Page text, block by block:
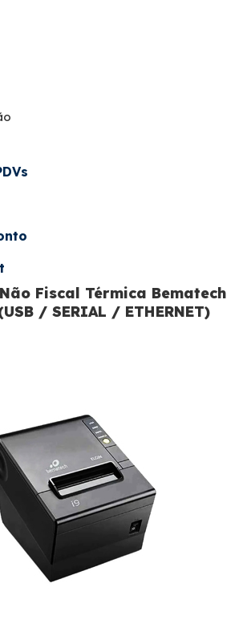
Fiscal Térmica Bematech
/ SERIAL / ETHERNET)